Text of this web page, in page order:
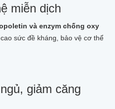
miễn dịch
và enzym chống oxy
sức đề kháng, bảo vệ cơ thể
giảm căng